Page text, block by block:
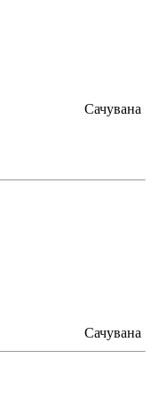
Сачувана
Сачувана